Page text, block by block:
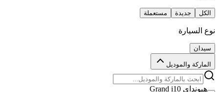
الكل جديدة مستعملة
نوع السيارة
سيدان
الماركة والموديل
هيونداي Grand i10